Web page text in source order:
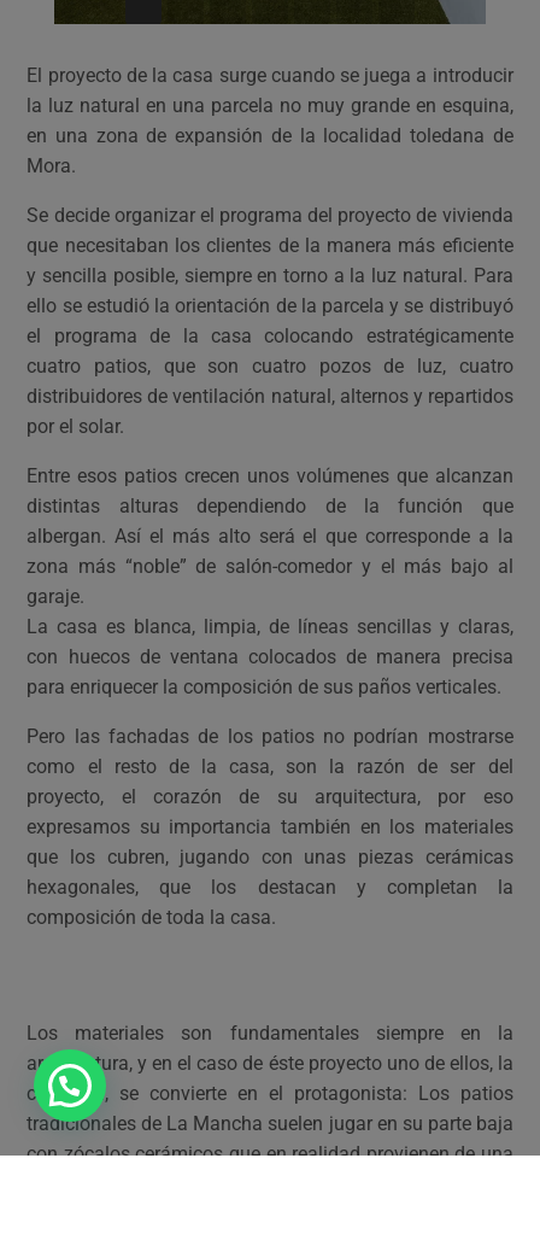
El proyecto de la casa surge cuando se juega a introducir
la luz natural en una parcela no muy grande en esquina,
en una zona de expansión de la localidad toledana de
Mora.
Se decide organizar el programa del proyecto de vivienda
que necesitaban los clientes de la manera más eficiente
y sencilla posible, siempre en torno a la luz natural. Para
ello se estudió la orientación de la parcela y se distribuyó
el programa de la casa colocando estratégicamente
cuatro patios, que son cuatro pozos de luz, cuatro
distribuidores de ventilación natural, alternos y repartidos
por el solar.
Entre esos patios crecen unos volúmenes que alcanzan
distintas alturas dependiendo de la función que
albergan. Así el más alto será el que corresponde a la
zona más “noble” de salón-comedor y el más bajo al
garaje.
La casa es blanca, limpia, de líneas sencillas y claras,
con huecos de ventana colocados de manera precisa
para enriquecer la composición de sus paños verticales.
Pero las fachadas de los patios no podrían mostrarse
como el resto de la casa, son la razón de ser del
proyecto, el corazón de su arquitectura, por eso
expresamos su importancia también en los materiales
que los cubren, jugando con unas piezas cerámicas
hexagonales, que los destacan y completan la
composición de toda la casa.
Los materiales son fundamentales siempre en la
arquitectura, y en el caso de éste proyecto uno de ellos, la
cerámica, se convierte en el protagonista: Los patios
tradicionales de La Mancha suelen jugar en su parte baja
con zócalos cerámicos que en realidad provienen de una